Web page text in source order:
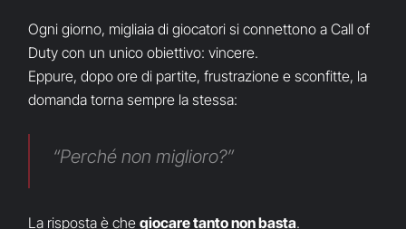
Ogni giorno, migliaia di giocatori si connettono a Call of
Duty con un unico obiettivo: vincere.
Eppure, dopo ore di partite, frustrazione e sconfitte, la
domanda torna sempre la stessa:
“Perché non miglioro?”
La risposta è chegiocare tanto non basta.